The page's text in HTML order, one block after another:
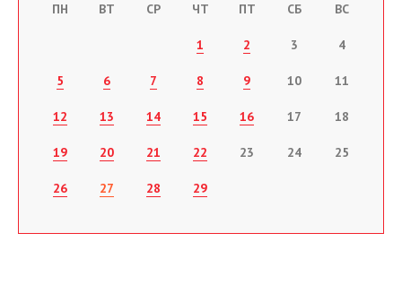
ПН ВТ СР ЧТ ПТ СБ ВС
1 2 3 4
5 6 7 8 9 10 11
12 13 14 15 16 17 18
19 20 21 22 23 24 25
26 27 28 29